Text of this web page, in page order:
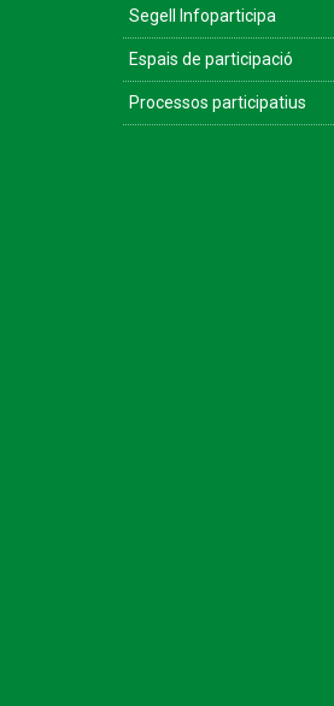
Segell Infoparticipa
Espais de participació
Processos participatius